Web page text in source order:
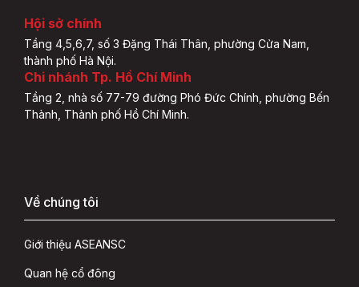
Hội sở chính
Tầng 4,5,6,7, số 3 Đặng Thái Thân, phường Cửa Nam,
thành phố Hà Nội.
Chi nhánh Tp. Hồ Chí Minh
Tầng 2, nhà số 77-79 đường Phó Đức Chính, phường Bến
Thành, Thành phố Hồ Chí Minh.
Về chúng tôi
Giới thiệu ASEANSC
Quan hệ cổ đông